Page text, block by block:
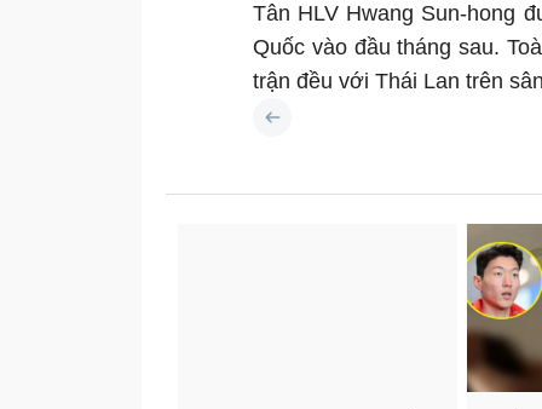
Tân HLV Hwang Sun-hong
Quốc vào đầu tháng sau.
trận đều với Thái Lan trên